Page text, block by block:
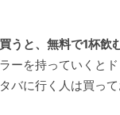
うと、無料で1杯飲
ーを持っていくと
バに行く人は買って